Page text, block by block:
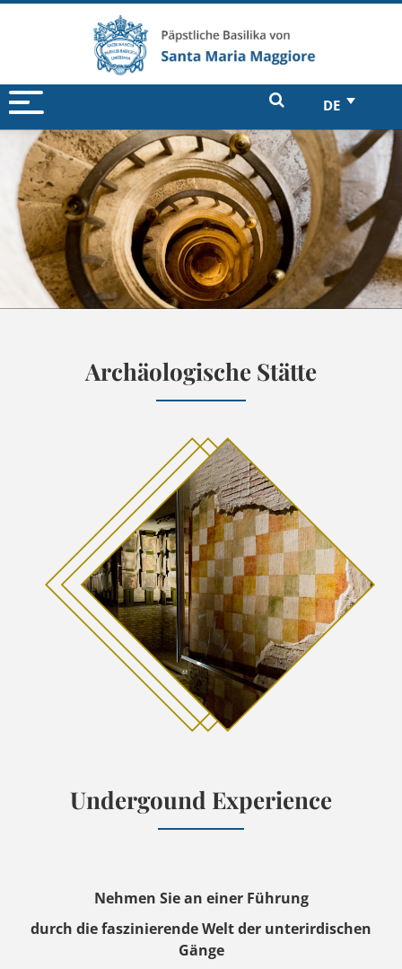
DE
Archäologische Stätte
Undergound Experience
Nehmen Sie an einer Führung
durch die faszinierende Welt der unterirdischen
Gänge